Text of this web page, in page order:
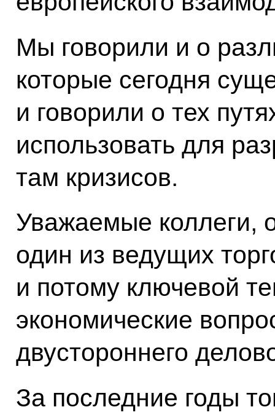
Мы говорили и о
которые сегодня
и говорили о тех
использовать для
там кризисов.
Уважаемые коллеги,
один из ведущих
и потому ключевой
экономические
двустороннего
За последние годы